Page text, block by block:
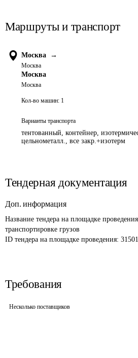
Маршруты и транспорт
Москва →
Москва
Москва
Москва
Кол-во машин: 1
Варианты транспорта
тентованный, контейнер,
цельнометалл., все закр.+изотерм
Тендерная документация
Доп. информация
Название тендера на площадке
транспортировке грузов
ID тендера на площадке проведения:
Требования
Несколько поставщиков